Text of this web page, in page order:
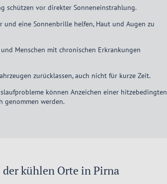
schützen vor direkter Sonneneinstrahlung.
und eine Sonnenbrille helfen, Haut und Augen zu
Menschen mit chronischen Erkrankungen
zurücklassen, auch nicht für kurze Zeit.
können Anzeichen einer hitzebedingten
genommen werden.
der kühlen Orte in Pirna